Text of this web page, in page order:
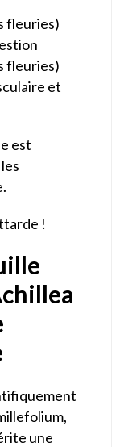
fleuries)
fleuries)
et
est
!
une